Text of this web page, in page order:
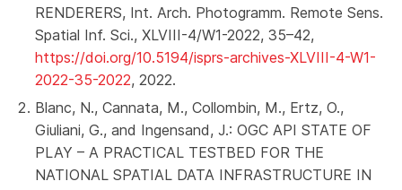
RENDERERS, Int. Arch. Photogramm. Remote Sens.
Spatial Inf. Sci., XLVIII-4/W1-2022, 35–42,
https://doi.org/10.5194/isprs-archives-XLVIII-4-W1-
2022-35-2022, 2022.
Blanc, N., Cannata, M., Collombin, M., Ertz, O.,
Giuliani, G., and Ingensand, J.: OGC API STATE OF
PLAY – A PRACTICAL TESTBED FOR THE
NATIONAL SPATIAL DATA INFRASTRUCTURE IN